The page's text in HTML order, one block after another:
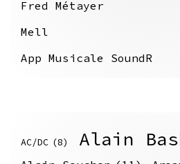
Fred Métayer
Mell
App Musicale SoundR
AC/DC (8) Alain